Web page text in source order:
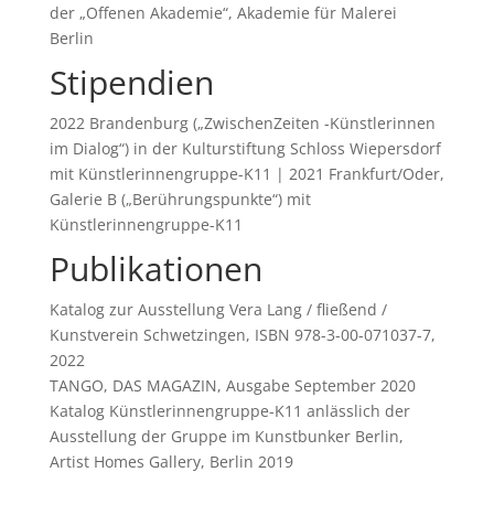
der „Offenen Akademie“, Akademie für Malerei
Berlin
Stipendien
2022 Brandenburg („ZwischenZeiten -Künstlerinnen
im Dialog“) in der Kulturstiftung Schloss Wiepersdorf
mit Künstlerinnengruppe-K11 | 2021 Frankfurt/Oder,
Galerie B („Berührungspunkte“) mit
Künstlerinnengruppe-K11
Publikationen
Katalog zur Ausstellung Vera Lang / fließend /
Kunstverein Schwetzingen, ISBN 978-3-00-071037-7,
2022
TANGO, DAS MAGAZIN, Ausgabe September 2020
Katalog Künstlerinnengruppe-K11 anlässlich der
Ausstellung der Gruppe im Kunstbunker Berlin,
Artist Homes Gallery, Berlin 2019